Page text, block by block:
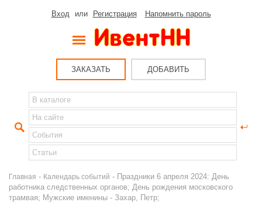
Вход или Регистрация Напомнить пароль
ЗАКАЗАТЬ ДОБАВИТЬ
Главная - Календарь событий - Праздники 6 апреля 2024: День
работника следственных органов; День рождения московского
трамвая; Мужские именины - Захар, Петр;